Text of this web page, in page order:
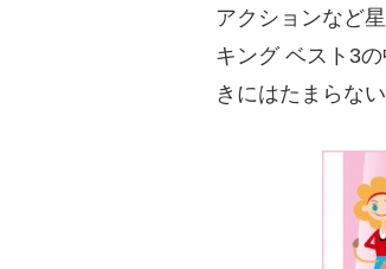
アクションなど
キング ベスト3
きにはたまらな